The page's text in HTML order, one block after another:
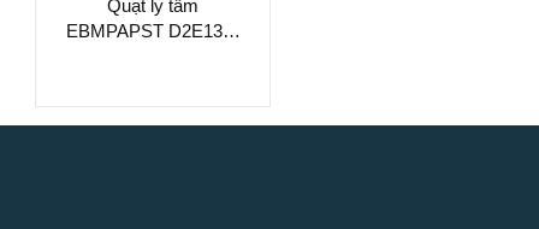
Quạt ly tâm
EBMPAPST D2E133-